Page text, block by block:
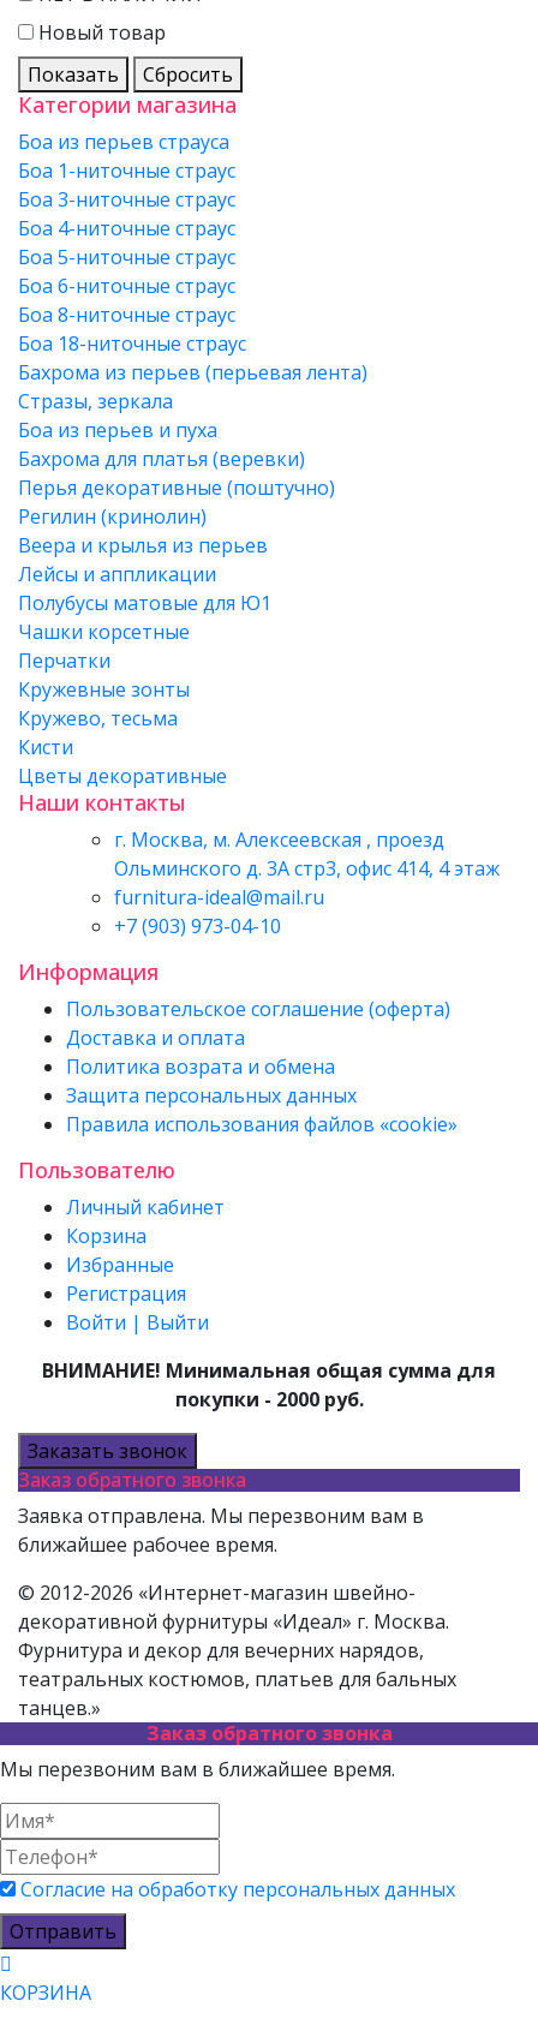
Новый товар
Показать
Сбросить
Категории магазина
Боа из перьев страуса
Боа 1-ниточные страус
Боа 3-ниточные страус
Боа 4-ниточные страус
Боа 5-ниточные страус
Боа 6-ниточные страус
Боа 8-ниточные страус
Боа 18-ниточные страус
Бахрома из перьев (перьевая лента)
Стразы, зеркала
Боа из перьев и пуха
Бахрома для платья (веревки)
Перья декоративные (поштучно)
Регилин (кринолин)
Веера и крылья из перьев
Лейсы и аппликации
Полубусы матовые для Ю1
Чашки корсетные
Перчатки
Кружевные зонты
Кружево, тесьма
Кисти
Цветы декоративные
Наши контакты
г. Москва, м. Алексеевская , проезд
Ольминского д. 3А стр3, офис 414, 4 этаж
furnitura-ideal@mail.ru
+7 (903) 973-04-10
Информация
Пользовательское соглашение (оферта)
Доставка и оплата
Политика возрата и обмена
Защита персональных данных
Правила использования файлов «cookie»
Пользователю
Личный кабинет
Корзина
Избранные
Регистрация
Войти | Выйти
ВНИМАНИЕ! Минимальная общая сумма для
покупки - 2000 руб.
Заказать звонок
Заказ обратного звонка
Заявка отправлена. Мы перезвоним вам в
ближайшее рабочее время.
© 2012-2026 «Интернет-магазин швейно-
декоративной фурнитуры «Идеал» г. Москва.
Фурнитура и декор для вечерних нарядов,
театральных костюмов, платьев для бальных
танцев.»
Заказ обратного звонка
Мы перезвоним вам в ближайшее время.
Согласие на обработку персональных данных
Отправить
КОРЗИНА